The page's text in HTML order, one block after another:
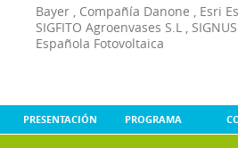
Bayer , Compañía Danone , Esri
SIGFITO Agroenvases S.L ,
Española Fotovoltaica
PRESENTACIÓN PROGRAMA